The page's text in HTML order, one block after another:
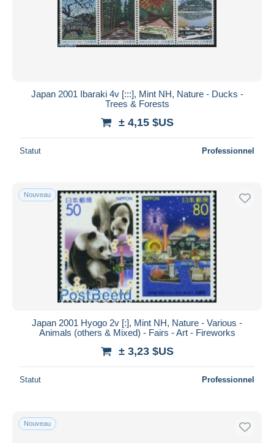
Japan 2001 Ibaraki 4v [:::], Mint NH, Nature - Ducks -
Trees & Forests
± 4,15 $US
Statut Professionnel
Nouveau
Japan 2001 Hyogo 2v [:], Mint NH, Nature - Various -
Animals (others & Mixed) - Fairs - Art - Fireworks
± 3,23 $US
Statut Professionnel
Nouveau